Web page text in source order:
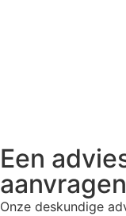
Een
aanvragen
Onze deskundige